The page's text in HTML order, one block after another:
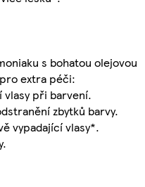
s bohatou olejovou
extra péči:
při barvení.
zbytků barvy.
vypadající vlasy*.